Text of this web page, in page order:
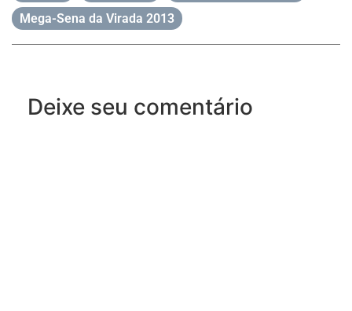
Mega-Sena da Virada 2013
Deixe seu comentário